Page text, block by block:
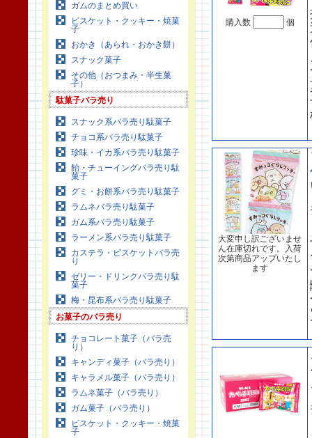
ガムのまとめ買い
ビスケット・クッキー・焼菓
子
おかき（あられ・おかき餅）
スナック菓子
その他（おつまみ・半生菓
子）
駄菓子バラ売り
スナック系バラ売り駄菓子
チョコ系バラ売り駄菓子
珍味・イカ系バラ売り駄菓子
飴・チューイングバラ売り駄
菓子
グミ・お餅系バラ売り駄菓子
ラムネバラ売り駄菓子
ガム系バラ売り駄菓子
ラーメン系バラ売り駄菓子
カステラ・ビスケットバラ売
り
ゼリー・ドリンクバラ売り駄
菓子
梅・昆布系バラ売り駄菓子
お菓子のバラ売り
チョコレート菓子（バラ売
り）
キャンディ菓子（バラ売り）
キャラメル菓子（バラ売り）
ラムネ菓子（バラ売り）
ガム菓子（バラ売り）
ビスケット・クッキー・焼菓
子
購入数 個
大変申し訳ございませ
ん在庫切れです。入荷
次第商品アップいたし
ます